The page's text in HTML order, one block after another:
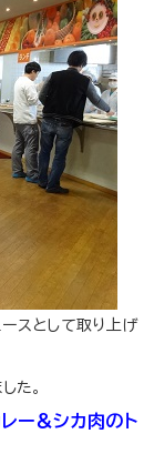
スとして取り上げ
た。
ー＆シカ肉のト